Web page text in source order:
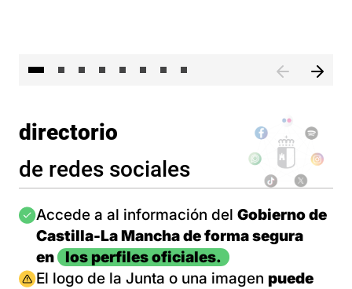
directorio
de redes sociales
Imagen
Accede a al información del Gobierno de
Castilla-La Mancha de forma segura
en
los perfiles oficiales.
Imagen
El logo de la Junta o una imagen puede